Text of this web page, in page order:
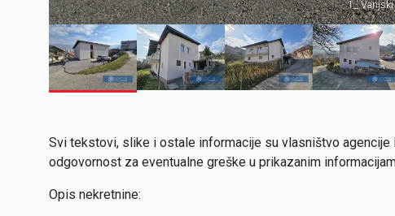
1_
Svi tekstovi, slike i ostale informacije su vlasništvo agencije
odgovornost za eventualne greške u prikazanim
Opis nekretnine: